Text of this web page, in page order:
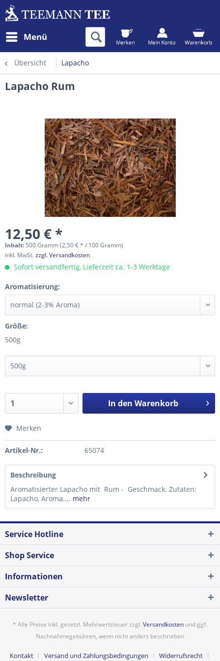
Menü
Übersicht Lapacho
Lapacho Rum
12,50 € *
Inhalt: 500 Gramm (2,50 € * / 100 Gramm)
inkl. MwSt.zzgl. Versandkosten
Sofort versandfertig, Lieferzeit ca. 1-3 Werktage
Aromatisierung:
Größe:
500g
In den Warenkorb
Merken
Artikel-Nr.: 65074
Beschreibung
Aromatisierter Lapacho mit Rum - Geschmack. Zutaten:
Lapacho, Aroma.... mehr
Service Hotline
Shop Service
Informationen
Newsletter
* Alle Preise inkl. gesetzl. Mehrwertsteuer zzgl. Versandkosten und ggf.
Nachnahmegebühren, wenn nicht anders beschrieben
Kontakt Versand und Zahlungsbedingungen Widerrufsrecht